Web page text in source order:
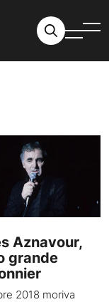
Aznavour,
grande
2018 moriva